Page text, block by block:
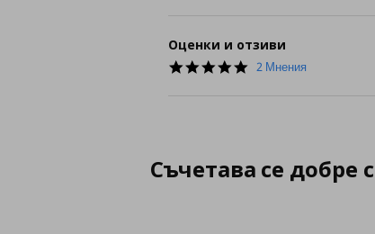
Оценки и отзиви
5.0
2 Мнения
Съчетава се добре с